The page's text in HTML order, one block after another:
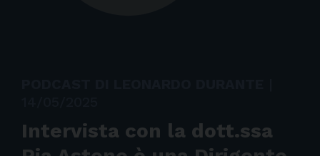
Intervista con la dott.ssa